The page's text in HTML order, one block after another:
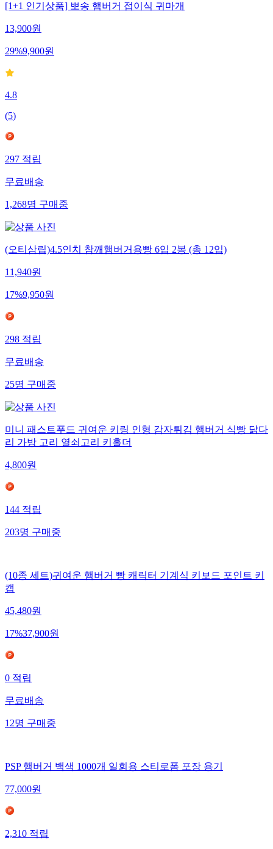
[1+1 인기상품] 뽀송 햄버거 접이식 귀마개
13,900원
29%9,900원
4.8
(5)
297 적립
무료배송
1,268명 구매중
(오티삼립)4.5인치 참깨햄버거용빵 6입 2봉 (총 12입)
11,940원
17%9,950원
298 적립
무료배송
25명 구매중
미니 패스트푸드 귀여운 키링 인형 감자튀김 햄버거 식빵 닭다
리 가방 고리 열쇠고리 키홀더
4,800원
144 적립
203명 구매중
(10종 세트)귀여운 햄버거 빵 캐릭터 기계식 키보드 포인트 키
캡
45,480원
17%37,900원
0적립
무료배송
12명구매중
PSP 햄버거 백색 1000개 일회용 스티로폼 포장 용기
77,000원
2,310적립